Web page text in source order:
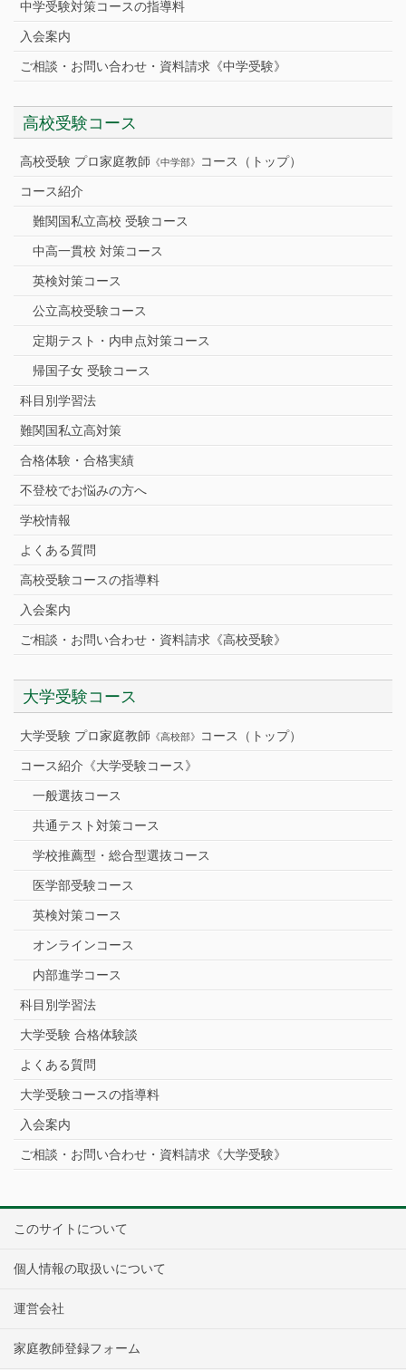
中学受験対策コースの指導料
入会案内
ご相談・お問い合わせ・資料請求《中学受験》
高校受験コース
高校受験 プロ家庭教師 《中学部》 コース（トップ）
コース紹介
難関国私立高校 受験コース
中高一貫校 対策コース
英検対策コース
公立高校受験コース
定期テスト・内申点対策コース
帰国子女 受験コース
科目別学習法
難関国私立高対策
合格体験・合格実績
不登校でお悩みの方へ
学校情報
よくある質問
高校受験コースの指導料
入会案内
ご相談・お問い合わせ・資料請求《高校受験》
大学受験コース
大学受験 プロ家庭教師 《高校部》 コース（トップ）
コース紹介《大学受験コース》
一般選抜コース
共通テスト対策コース
学校推薦型・総合型選抜コース
医学部受験コース
英検対策コース
オンラインコース
内部進学コース
科目別学習法
大学受験 合格体験談
よくある質問
大学受験コースの指導料
入会案内
ご相談・お問い合わせ・資料請求《大学受験》
このサイトについて
個人情報の取扱いについて
運営会社
家庭教師登録フォーム